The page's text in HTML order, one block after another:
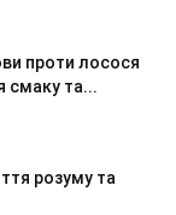
проти лосося
смаку та...
розуму та